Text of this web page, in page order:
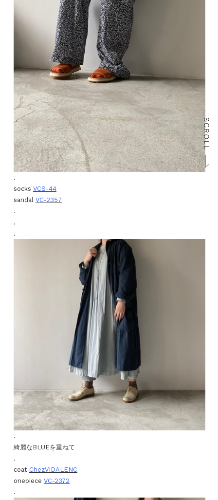
.
socks VCS-44
sandal VC-2357
.
.
.
.
綺麗なBLUEを重ねて
.
coat ChezVIDALENC
onepiece VC-2372
.